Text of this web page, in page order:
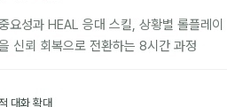
요성과 HEAL 응대 스킬, 상황별 롤플레이
신뢰 회복으로 전환하는 8시간 과정
대화 확대